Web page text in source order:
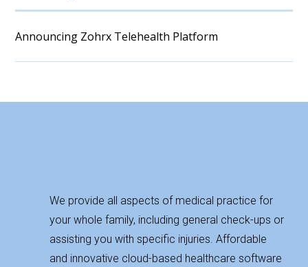
Announcing Zohrx Telehealth Platform
We provide all aspects of medical practice for
your whole family, including general check-ups or
assisting you with specific injuries. Affordable
and innovative cloud-based healthcare software